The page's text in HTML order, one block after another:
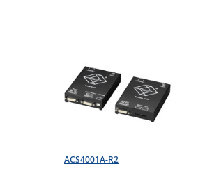
ACS4001A-R2